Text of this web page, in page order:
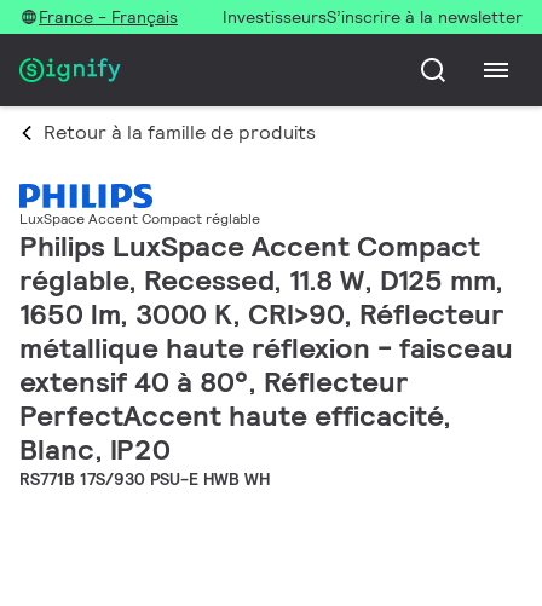
France - Français InvestisseursS’inscrire à la newsletter
Retour à la famille de produits
LuxSpace Accent Compact réglable
Philips LuxSpace Accent Compact
réglable, Recessed, 11.8 W, D125 mm,
1650 lm, 3000 K, CRI>90, Réflecteur
métallique haute réflexion - faisceau
extensif 40 à 80°, Réflecteur
PerfectAccent haute efficacité,
Blanc, IP20
RS771B 17S/930 PSU-E HWB WH